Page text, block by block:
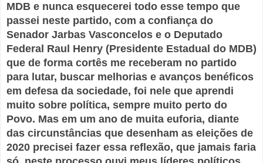
MDB e nunca esquecerei todo esse tempo que
passei neste partido, com a confiança do
Senador Jarbas Vasconcelos e o Deputado
Federal Raul Henry (Presidente Estad ual do MDB)
que de forma cortês me receberam no partido
para lutar, buscar melhorias e avanços benéficos
em defesa da sociedade, foi nele que aprendi
muito sobre política, sempre muito perto do
Povo. Mas em um ano de muita euforia, diante
das circunstâncias que desenham as eleições de
2020 precisei fazer essa reflexão, que jamais faria